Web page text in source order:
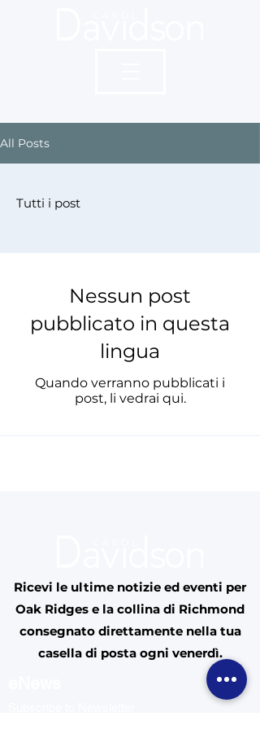
All Posts
Tutti i post
Nessun post
pubblicato in questa
lingua
Quando verranno pubblicati i
post, li vedrai qui.
Ricevi le ultime notizie ed eventi per
Oak Ridges e la collina di Richmond
consegnato direttamente nella tua
casella di posta ogni venerdì.